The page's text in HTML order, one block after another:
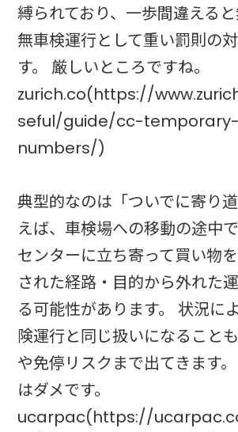
縛られており、一歩間違える
無車検運行として重い罰則の
す。 厳しいところですね。
zurich.co(https://
seful/guide/cc-
numbers/)
典型的なのは「ついでに寄り
えば、車検場への移動の途中
センターに立ち寄って買い物
された経路・目的から外れた
る可能性があります。 状況に
険運行と同じ扱いになること
や免停リスクまで出てきます
はダメです。
ucarpac(https://